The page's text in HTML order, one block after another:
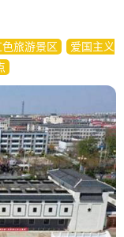
色旅游景区
爱国主义